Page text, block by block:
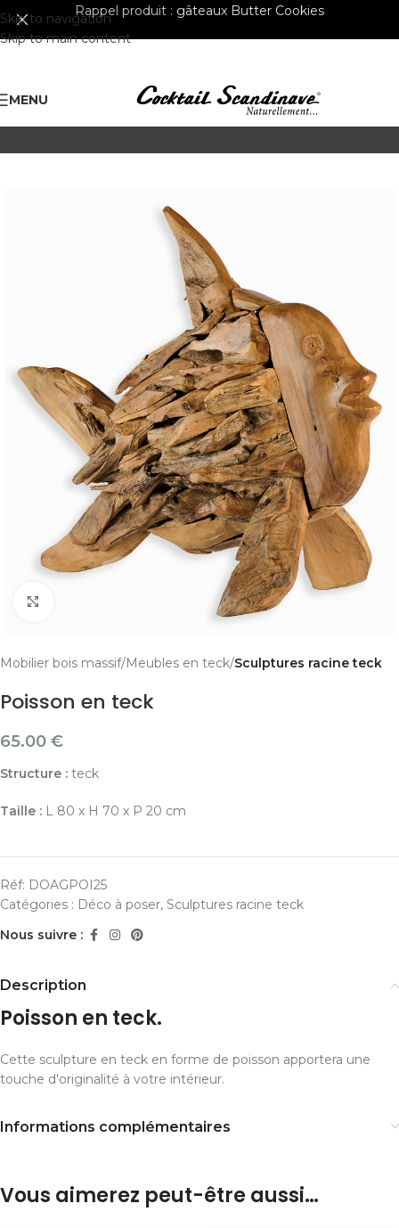
Skip to navigation
Skip to main content
Rappel produit : gâteaux Butter Cookies
MENU
Mobilier bois massif Meubles en teck Sculptures racine teck
Poisson en teck
65.00 €
Structure : teck
Taille : L 80 x H 70 x P 20 cm
Réf: DOAGPOI25
Catégories : Déco à poser, Sculptures racine teck
Nous suivre :
Description
Poisson en teck.
Cette sculpture en teck en forme de poisson apportera une
touche d'originalité à votre intérieur.
Informations complémentaires
Vous aimerez peut-être aussi…